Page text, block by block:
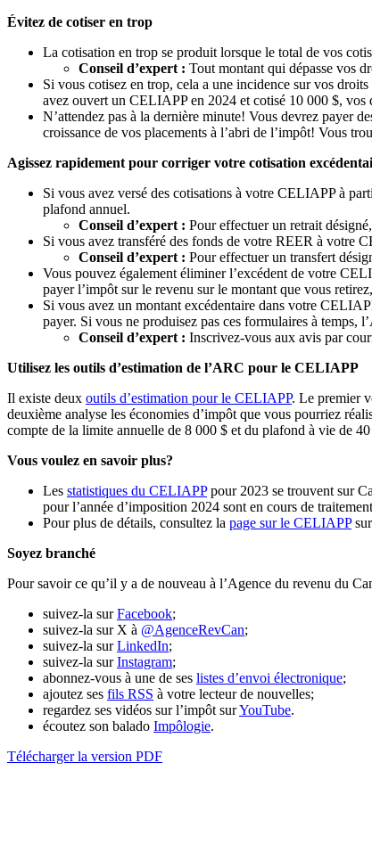
Évitez de cotiser en trop
La cotisation en trop se produit lorsque le total de vos
Conseil d’expert : Tout montant qui dépasse vos
Si vous cotisez en trop, cela a une incidence sur vos
avez ouvert un CELIAPP en 2024 et cotisé 10 000 $,
N’attendez pas à la dernière minute! Vous devrez payer
croissance de vos placements à l’abri de l’impôt! Vous
Agissez rapidement pour corriger votre cotisation
Si vous avez versé des cotisations à votre CELIAPP à
plafond annuel.
Conseil d’expert : Pour effectuer un retrait
Si vous avez transféré des fonds de votre REER à votre
Conseil d’expert : Pour effectuer un transfert
Vous pouvez également éliminer l’excédent de votre
payer l’impôt sur le revenu sur le montant que vous
Si vous avez un montant excédentaire dans votre
payer. Si vous ne produisez pas ces formulaires à
Conseil d’expert : Inscrivez-vous aux avis par
Utilisez les outils d’estimation de l’ARC pour le CELIAPP
Il existe deux outils d’estimation pour le CELIAPP. Le premier
deuxième analyse les économies d’impôt que vous pourriez
compte de la limite annuelle de 8 000 $ et du plafond à vie de
Vous voulez en savoir plus?
Les statistiques du CELIAPPpour 2023 se trouvent sur
pour l’année d’imposition 2024 sont en cours de
Pour plus de détails, consultez la page sur le CELIAPPsur
Soyez branché
Pour savoir ce qu’il y a de nouveau à l’Agence du revenu du
suivez-la surFacebook;
suivez-la sur X à @AgenceRevCan;
suivez-la surLinkedIn;
suivez-la surInstagram;
abonnez-vous à une de ses listes d’envoi électronique;
ajoutez ses fils RSS à votre lecteur de nouvelles;
regardez ses vidéos sur l’impôt surYouTube.
écoutez son balado Impôlogie.
Télécharger la version PDF